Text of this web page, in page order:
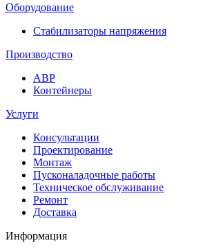
Оборудование
Стабилизаторы напряжения
Производство
АВР
Контейнеры
Услуги
Консультации
Проектирование
Монтаж
Пусконаладочные работы
Техническое обслуживание
Ремонт
Доставка
Информация